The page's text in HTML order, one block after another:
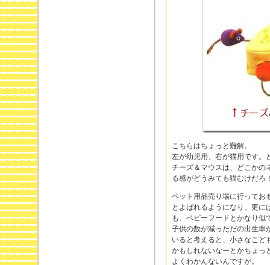
こちらはちょっと難解。
左が幼児用、右が猫用です。
チーズ＆マウスは、どこかの
る感がどうみても猫むけだろ
ペット用品売り場に行ってお
とよばれるようになり、更
も、ベビーフードとかなり似
子供の数が減っただの出生率
いると考えると、小さなこど
かもしれないなーとかちょっ
よくわかんないんですが。